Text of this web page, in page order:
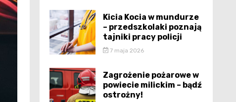
Kicia Kocia w mundurze
– przedszkolaki poznają
tajniki pracy policji
7 maja 2026
Zagrożenie pożarowe w
powiecie milickim – bądź
ostrożny!